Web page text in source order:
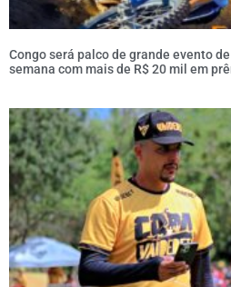
Congo será palco de grande evento
semana com mais de R$ 20 mil em